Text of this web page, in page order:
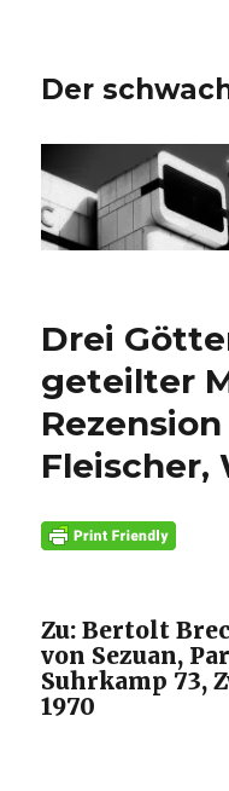
Der
Drei
geteilter
Fleischer,
Zu: Bertolt
von Sezuan,
Suhrkamp 73,
1970